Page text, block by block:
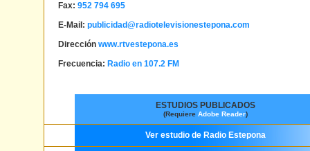
Fax: 952 794 695
E-Mail: publicidad@radiotelevisionestepona.com
Dirección www.rtvestepona.es
Frecuencia: Radio en 107.2 FM
ESTUDIOS PUBLICADOS
(Requiere Adobe Reader)
Ver estudio de Radio Estepona